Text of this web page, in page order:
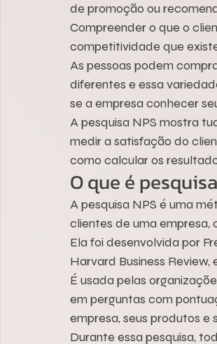
de promoção ou
Compreender o que o
competitividade que
As pessoas podem
diferentes e essa
se a empresa conhecer
A pesquisa NPS mostra
medir a satisfação do
como calcular os
O que é
A pesquisa NPS é uma
clientes de uma empresa,
Ela foi desenvolvida por
Harvard Business Review,
É usada pelas
em perguntas com
empresa, seus produtos e
Durante essa pesquisa,